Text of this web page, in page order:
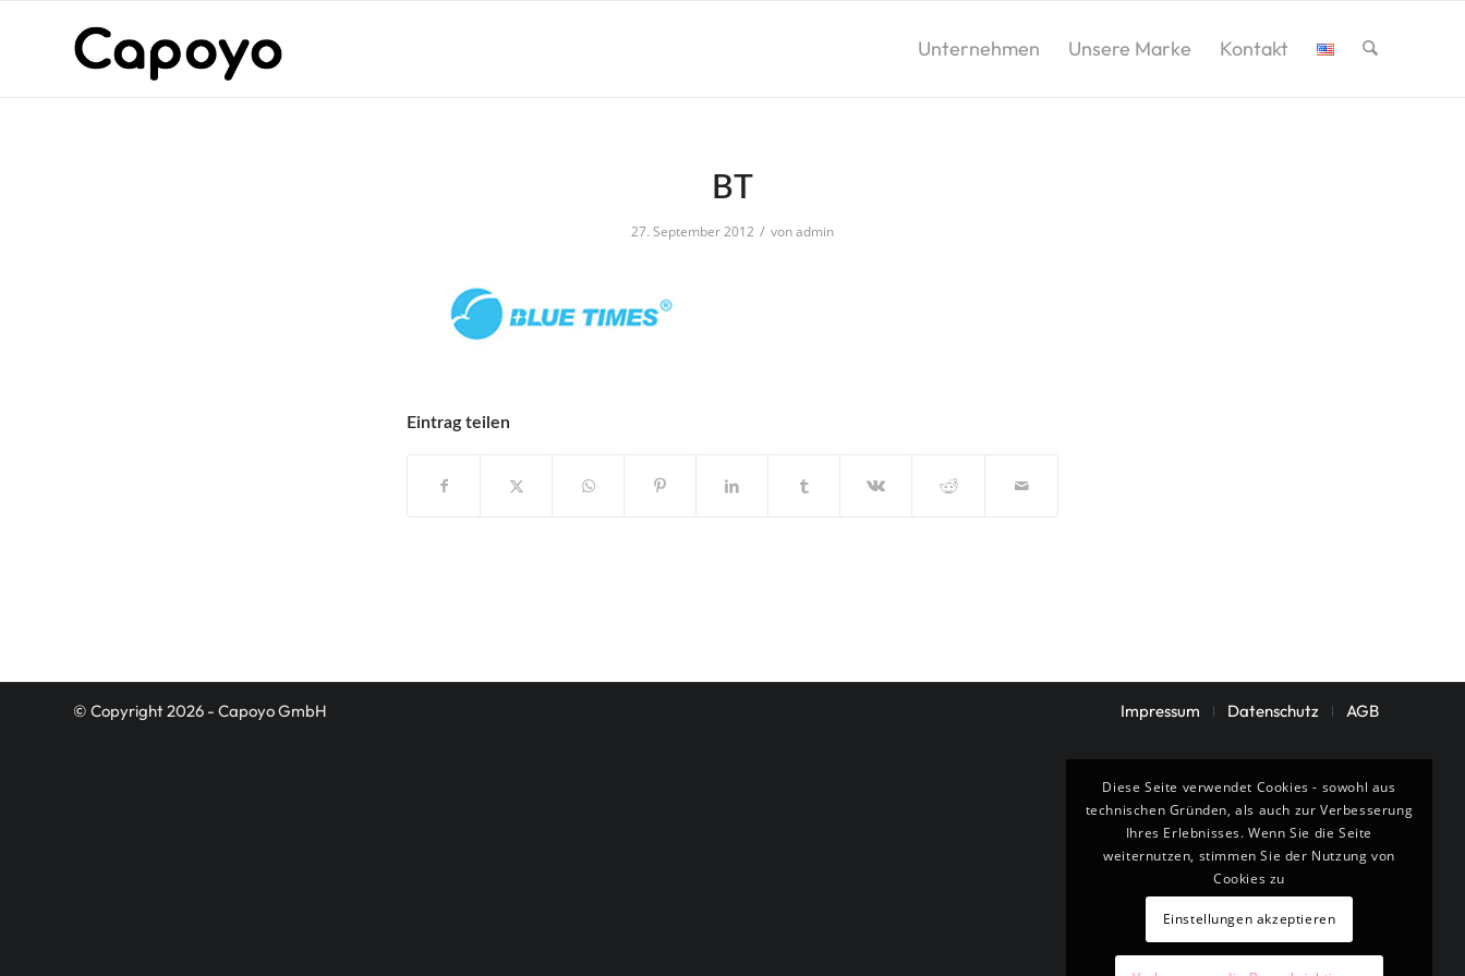
Unternehmen Unsere Marke Kontakt
BT
27. September 2012 / vonadmin
Eintrag teilen
© Copyright 2026 - Capoyo GmbH Impressum Datenschutz AGB
Diese Seite verwendet Cookies - sowohl aus
technischen Gründen, als auch zur Verbesserung
Ihres Erlebnisses. Wenn Sie die Seite
weiternutzen, stimmen Sie der Nutzung von
Cookies zu
Einstellungen akzeptieren